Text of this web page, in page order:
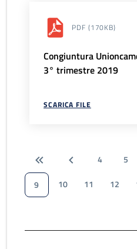
PDF (170KB)
Congiuntura
3° trimestre 2019
SCARICA FILE
4 5
9
10 11 12